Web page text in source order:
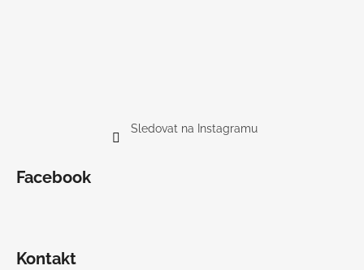
Sledovat na Instagramu
Facebook
Kontakt